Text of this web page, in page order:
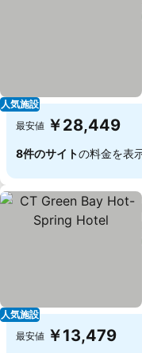
人気施設
最安値 ￥28,449
8件のサイトの料金を表
人気施設
最安値 ￥13,479